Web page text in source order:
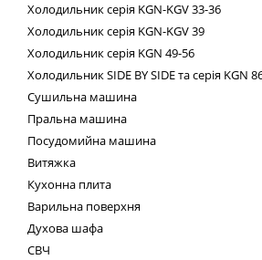
Холодильниксерія KGN-KGV33-36
Холодильник серія KGN-KGV39
Холодильник серія KGN 49-56
ХолодильникSIDE BYSIDEта серія KGN
Сушильна машина
Пральна машина
Посудомийна машина
Витяжка
Кухонна плита
Варильна поверхня
Духова шафа
СВЧ